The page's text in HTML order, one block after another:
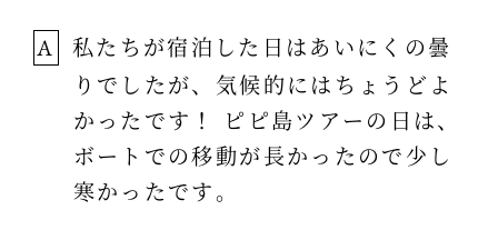
A
私たちが宿泊した日はあいにくの曇
りでしたが、気候的にはちょうどよ
かったです！ ピピ島ツアーの日は、
ボートでの移動が長かったので少し
寒かったです。